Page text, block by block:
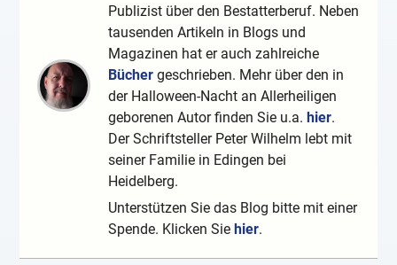
Publizist über den Bestatterberuf. Neben
tausenden Artikeln in Blogs und
Magazinen hat er auch zahlreiche
Bücher geschrieben. Mehr über den in
der Halloween-Nacht an Allerheiligen
geborenen Autor finden Sie u.a. hier.
Der Schriftsteller Peter Wilhelm lebt mit
seiner Familie in Edingen bei
Heidelberg.
Unterstützen Sie das Blog bitte mit einer
Spende. Klicken Sie hier.